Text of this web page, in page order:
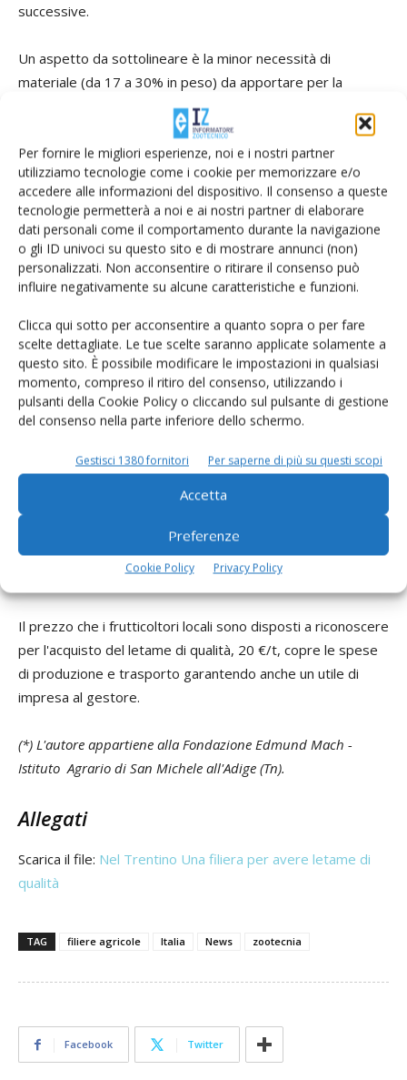
Per fornire le migliori esperienze, noi e i nostri partner
utilizziamo tecnologie come i cookie per memorizzare e/o
accedere alle informazioni del dispositivo. Il consenso a queste
tecnologie permetterà a noi e ai nostri partner di elaborare
dati personali come il comportamento durante la navigazione
o gli ID univoci su questo sito e di mostrare annunci (non)
personalizzati. Non acconsentire o ritirare il consenso può
influire negativamente su alcune caratteristiche e funzioni.
Clicca qui sotto per acconsentire a quanto sopra o per fare
scelte dettagliate. Le tue scelte saranno applicate solamente a
questo sito. È possibile modificare le impostazioni in qualsiasi
momento, compreso il ritiro del consenso, utilizzando i
pulsanti della Cookie Policy o cliccando sul pulsante di gestione
del consenso nella parte inferiore dello schermo.
Gestisci 1380 fornitori Per saperne di più su questi scopi
Accetta
Preferenze
Cookie Policy Privacy Policy
successive.
Un aspetto da sottolineare è la minor necessità di
materiale (da 17 a 30% in peso) da apportare per la
fertilizzazione organica del terreno, a parità di elementi
nutritivi e sostanza organica, rispetto ad un letame fresco
grazie al calo dell'umidità.
Al pari del comune letame maturo, i valori di pH e
conducibilità elettrica specifica sono piuttosto elevati ma
comunque consoni con l'impiego nell'agricoltura di pieno
campo.
I costi
Sulla base dei dati rilevati nelle prove sperimentali è stato
possibile elaborare una stima dei costi di produzione di
letame di qualità attraverso la maturazione accelerata,
attrezzature proprie (trattrice con rivoltatrice).
Il costo complessivo, comprendente la movimentazione
dei cumuli, l'impiego di paglia come lettiera (4 kg/capo al
giorno, dei quali la metà a carico del gestore) e il trasporto
del letame agli utilizzatori, ammonta a circa 14
Il prezzo che i frutticoltori locali sono disposti a riconoscere
per l'acquisto del letame di qualità, 20 €/t, copre le spese
di produzione e trasporto garantendo anche un utile di
impresa al gestore.
(*) L'autore appartiene alla Fondazione Edmund Mach -
Istituto Agrario di San Michele all'Adige (Tn).
Allegati
Scarica il file: Nel Trentino Una filiera per avere letame di
qualità
TAG filiere agricole Italia News zootecnia
Facebook Twitter